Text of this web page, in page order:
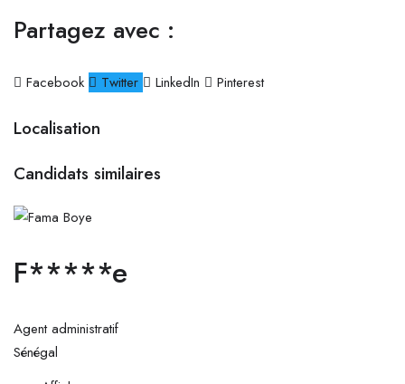
Partagez avec :
Facebook Twitter LinkedIn Pinterest
Localisation
Candidats similaires
F*****e
Agent administratif
Sénégal